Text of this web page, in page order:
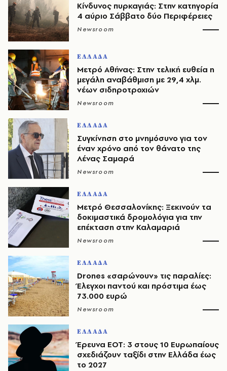
Κίνδυνος πυρκαγιάς: Στην κατηγορία
4 αύριο Σάββατο δύο Περιφέρειες
Newsroom
ΕΛΛΑΔΑ
Μετρό Αθήνας: Στην τελική ευθεία η
μεγάλη αναβάθμιση με 29,4 χλμ.
νέων σιδηροτροχιών
Newsroom
ΕΛΛΑΔΑ
Συγκίνηση στο μνημόσυνο για τον
έναν χρόνο από τον θάνατο της
Λένας Σαμαρά
Newsroom
ΕΛΛΑΔΑ
Μετρό Θεσσαλονίκης: Ξεκινούν τα
δοκιμαστικά δρομολόγια για την
επέκταση στην Καλαμαριά
Newsroom
ΕΛΛΑΔΑ
Drones «σαρώνουν» τις παραλίες:
Έλεγχοι παντού και πρόστιμα έως
73.000 ευρώ
Newsroom
ΕΛΛΑΔΑ
Έρευνα ΕΟΤ: 3 στους 10 Ευρωπαίους
σχεδιάζουν ταξίδι στην Ελλάδα έως
το 2027